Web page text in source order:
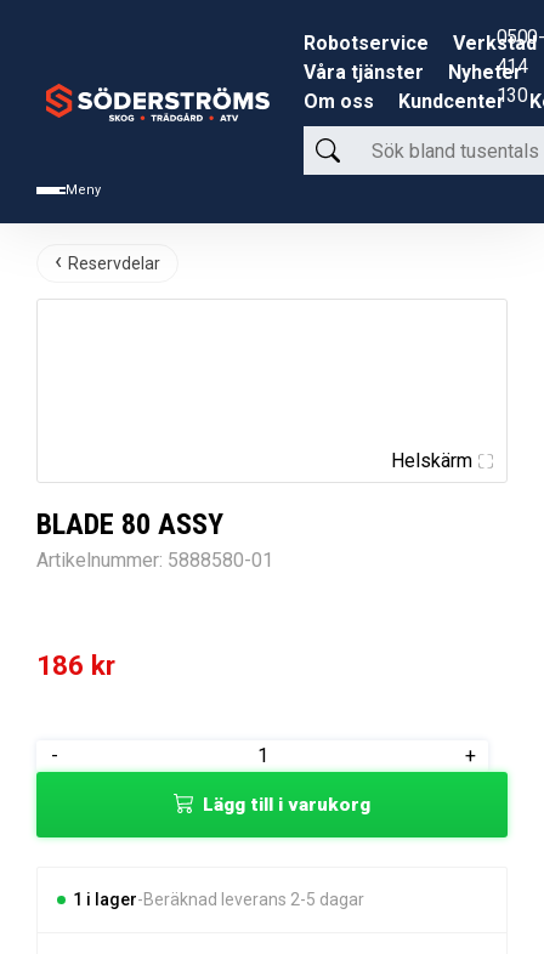
Meny
Robotservice
Verkstad
Våra tjänster
Nyheter
Om oss
Kundcenter
Sök
bland
produkter
0500-
414
130
Reservdelar
Helskärm
BLADE 80 ASSY
Artikelnummer: 5888580-01
186 kr
-
BLADE
mängd
+
Lägg till i varukorg
1 i lager Beräknad leverans 2-5 dagar